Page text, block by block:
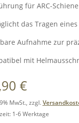
für ARC-
das Tragen
Aufnahme zur
mit
€
MwSt., zzgl.
1-6 Werktage